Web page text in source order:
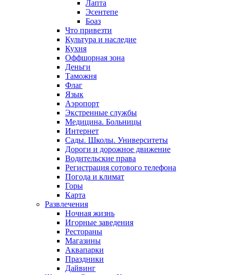
Лапта
Эсентепе
Боаз
Что привезти
Культура и наследие
Кухня
Оффшорная зона
Деньги
Таможня
Флаг
Язык
Аэропорт
Экстренные службы
Медицина. Больницы
Интернет
Сады. Школы. Университеты
Дороги и дорожное движение
Водительские права
Регистрация сотового телефона
Погода и климат
Горы
Карта
Развлечения
Ночная жизнь
Игорные заведения
Рестораны
Магазины
Аквапарки
Праздники
Дайвинг